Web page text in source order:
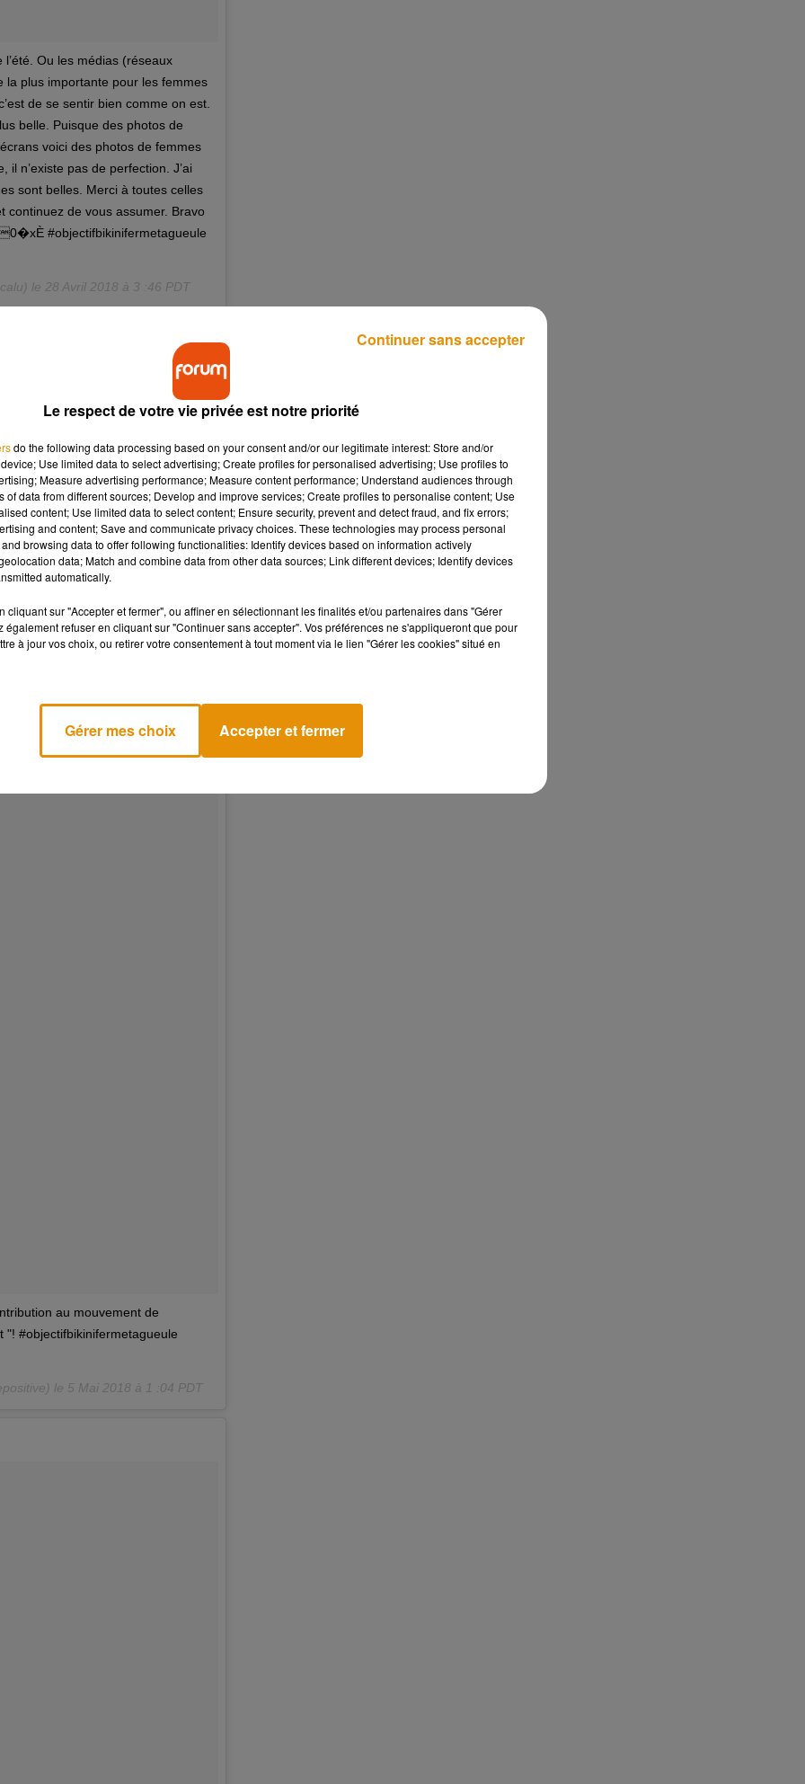
Ou les médias (réseaux
la plus importante pour les femmes
de se sentir bien comme on est.
belle. Puisque des photos de
voici des photos de femmes
n’existe pas de perfection. J’ai
sont belles. Merci à toutes celles
continuez de vous assumer. Bravo
#objectifbikinifermetagueule
le 28 Avril 2018 à 3 :46 PDT
sociaux, pub, télé). Nous rappellent constamment que
Je pense que la chose la plus importante c’est de se sentir
on est vachement plus belle. Puisque des photos de femmes
voici des photos de femmes comme elles sont. La beauté est
envie une fois de plus de crier haut et fort que toutes les
pour vos photos. Prévenez vos amies et continuez de vous
avec le hashtag#objectifbikinifermetagueule
posté elles-aussi des photos d’elles au naturel, confiant qu’il
l’air d’un mannequin.
au mouvement de
"! #objectifbikinifermetagueule
le 5 Mai 2018 à 1 :04 PDT
Le respect de votre vie privée est notre priorité
do the following data processing based on your consent and/or our legitimate interest: Store and/or
Use limited data to select advertising; Create profiles for personalised advertising; Use profiles to
Measure advertising performance; Measure content performance; Understand audiences through
of data from different sources; Develop and improve services; Create profiles to personalise content; Use
content; Use limited data to select content; Ensure security, prevent and detect fraud, and fix errors;
and content; Save and communicate privacy choices. These technologies may process personal
browsing data to offer following functionalities: Identify devices based on information actively
data; Match and combine data from other data sources; Link different devices; Identify devices
automatically.
cliquant sur "Accepter et fermer", ou affiner en sélectionnant les finalités et/ou partenaires dans "Gérer
également refuser en cliquant sur "Continuer sans accepter". Vos préférences ne s'appliqueront que pour
à jour vos choix, ou retirer votre consentement à tout moment via le lien "Gérer les cookies" situé en
Gérer mes choix Accepter et fermer
Continuer sans accepter